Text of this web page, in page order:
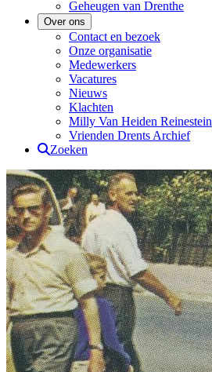
Geheugen van Drenthe
Over ons
Contact en bezoek
Onze organisatie
Medewerkers
Vacatures
Nieuws
Klachten
Milly Van Heiden Reinestein
Vrienden Drents Archief
Zoeken
Drents Archief